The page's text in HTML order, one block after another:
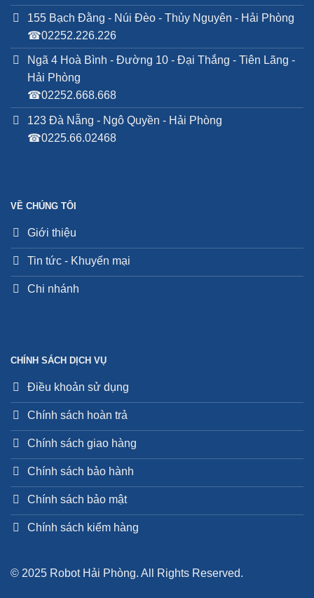
155 Bạch Đằng - Núi Đèo - Thủy Nguyên - Hải Phòng
☎02252.226.226
Ngã 4 Hoà Bình - Đường 10 - Đại Thắng - Tiên Lãng -
Hải Phòng
☎02252.668.668
123 Đà Nẵng - Ngô Quyền - Hải Phòng
☎0225.66.02468
VỀ CHÚNG TÔI
Giới thiệu
Tin tức - Khuyến mại
Chi nhánh
CHÍNH SÁCH DỊCH VỤ
Điều khoản sử dụng
Chính sách hoàn trả
Chính sách giao hàng
Chính sách bảo hành
Chính sách bảo mật
Chính sách kiểm hàng
© 2025 Robot Hải Phòng. All Rights Reserved.